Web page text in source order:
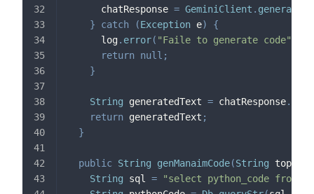
      chatResponse
= GeminiClient . generate
}
catch (Exception e)
{
      log
. error( "Faile to generate code"
return null ;
}
String generatedText = chatResponse.
return generatedText ;
}
public String genManaimCode(String topic
String sql =
"select python_code from